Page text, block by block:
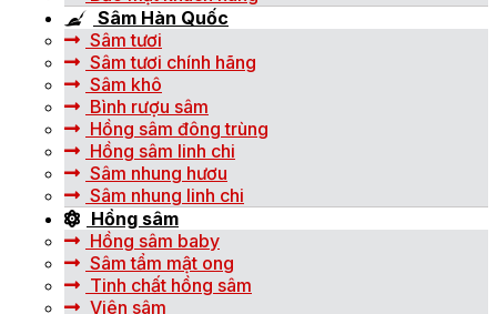
Sâm Hàn Quốc
Sâm tươi
Sâm tươi chính hãng
Sâm khô
Bình rượu sâm
Hồng sâm đông trùng
Hồng sâm linh chi
Sâm nhung hươu
Sâm nhung linh chi
Hồng sâm
Hồng sâm baby
Sâm tẩm mật ong
Tinh chất hồng sâm
Viên sâm